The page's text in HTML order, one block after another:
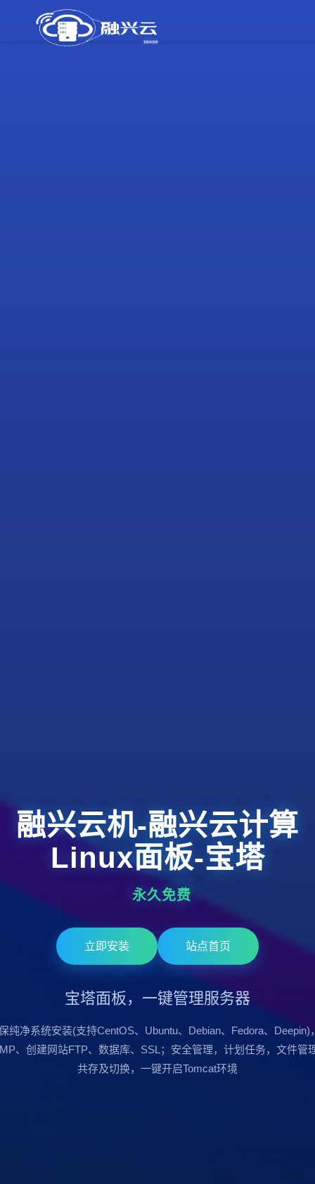
融兴云机-融兴云计算
Linux面板-宝塔
永久免费
立即安装 站点首页
宝塔面板，一键管理服务器
纯净系统安装(支持CentOS、Ubuntu、Debian、Fedora、Deepin)
、创建网站FTP、数据库、SSL；安全管理，计划任务，文件管
共存及切换，一键开启Tomcat环境